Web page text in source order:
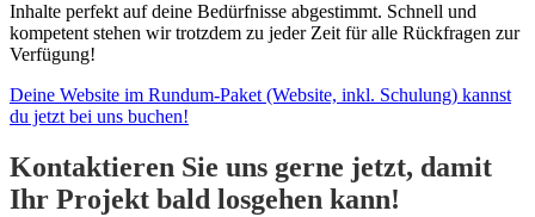
Inhalte perfekt auf deine Bedürfnisse abgestimmt. Schnell und
kompetent stehen wir trotzdem zu jeder Zeit für alle Rückfragen zur
Verfügung!
Deine Website im Rundum-Paket (Website, inkl. Schulung) kannst
du jetzt bei uns buchen!
Kontaktieren Sie uns gerne jetzt, damit
Ihr Projekt bald losgehen kann!